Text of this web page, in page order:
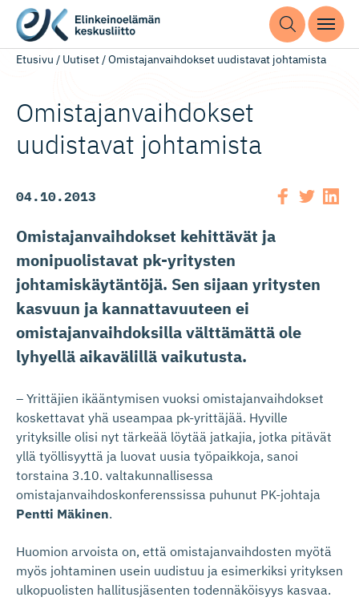
Etusivu / Uutiset/Omistajanvaihdokset uudistavat johtamista
Omistajan­vaih­dokset
uudistavat johtamista
04.10.2013
Omistajanvaihdokset kehittävät ja
monipuolistavat pk-yritysten
johtamiskäytäntöjä. Sen sijaan yritysten
kasvuun ja kannattavuuteen ei
omistajanvaihdoksilla välttämättä ole
lyhyellä aikavälillä vaikutusta.
– Yrittäjien ikääntymisen vuoksi omistajanvaihdokset
koskettavat yhä useampaa pk-yrittäjää. Hyville
yrityksille olisi nyt tärkeää löytää jatkajia, jotka pitävät
yllä työllisyyttä ja luovat uusia työpaikkoja, sanoi
torstaina 3.10. valtakunnallisessa
omistajanvaihdoskonferenssissa puhunut PK-johtaja
Pentti Mäkinen.
Huomion arvoista on, että omistajanvaihdosten myötä
myös johtaminen usein uudistuu ja esimerkiksi yrityksen
ulkopuolisten hallitusjäsenten todennäköisyys kasvaa.